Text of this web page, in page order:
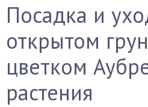
Посадка и
открытом
цветком
растения